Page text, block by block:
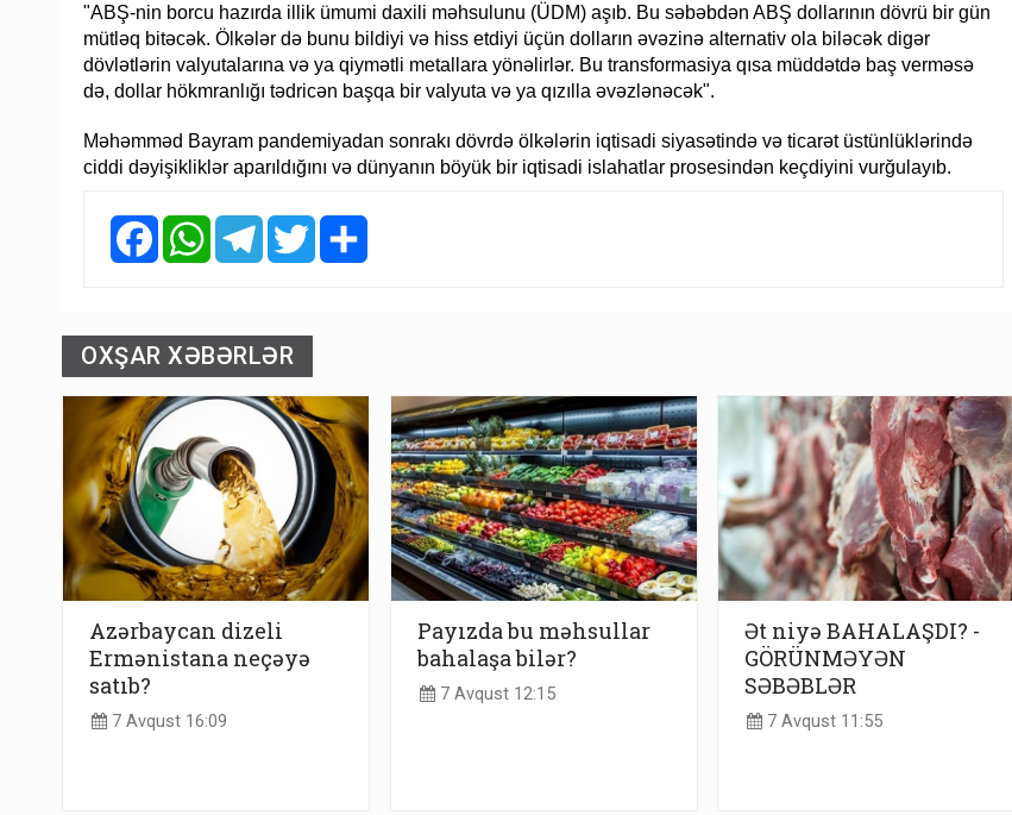
"ABŞ-nin borcu hazırda illik ümumi daxili məhsulunu (ÜDM) aşıb. Bu səbəbdən ABŞ dollarının dövrü bir gün
mütləq bitəcək. Ölkələr də bunu bildiyi və hiss etdiyi üçün dolların əvəzinə alternativ ola biləcək digər
dövlətlərin valyutalarına və ya qiymətli metallara yönəlirlər. Bu transformasiya qısa müddətdə baş verməsə
də, dollar hökmranlığı tədricən başqa bir valyuta və ya qızılla əvəzlənəcək".
Məhəmməd Bayram pandemiyadan sonrakı dövrdə ölkələrin iqtisadi siyasətində və ticarət üstünlüklərində
ciddi dəyişikliklər aparıldığını və dünyanın böyük bir iqtisadi islahatlar prosesindən keçdiyini vurğulayıb.
FacebookWhatsAppTelegramTwitter
OXŞAR XƏBƏRLƏR
Azərbaycan dizeli
Ermənistana neçəyə
satıb?
7 Avqust 16:09
Payızda bu məhsullar
bahalaşa bilər?
7 Avqust 12:15
Ət niyə BAHALAŞDI? -
GÖRÜNMƏYƏN
SƏBƏBLƏR
7 Avqust 11:55